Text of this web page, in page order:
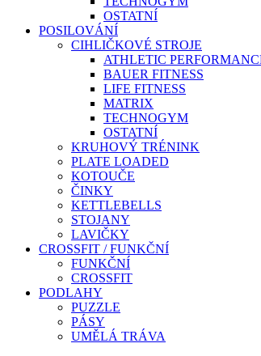
OSTATNÍ
POSILOVÁNÍ
CIHLIČKOVÉ STROJE
ATHLETIC
BAUER FITNESS
LIFE FITNESS
MATRIX
TECHNOGYM
OSTATNÍ
KRUHOVÝ TRÉNINK
PLATE LOADED
KOTOUČE
ČINKY
KETTLEBELLS
STOJANY
LAVIČKY
CROSSFIT / FUNKČNÍ
FUNKČNÍ
CROSSFIT
PODLAHY
PUZZLE
PÁSY
UMĚLÁ TRÁVA